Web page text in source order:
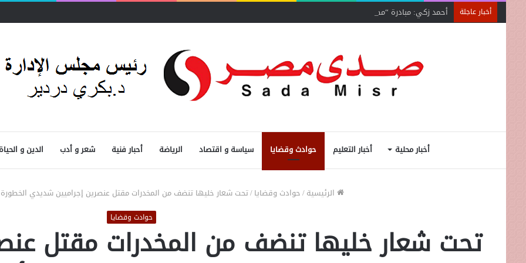
أخبار عاجلة أحمد زكي: مبادرة “مصر تنطلق بالتصدير”
أخبار محلية أخبار التعليم حوادث وقضايا سياسة و اقتصاد الرياضة أحبار فنية شعر و أدب الدين و الحياة
الرئيسية/حوادث وقضايا/تحت شعار خليها تنضف من المخدرات مقتل عنصرين إجراميين شديدي الخطورة
حوادث وقضايا
تحت شعار خليها تنضف من المخدرات مقتل